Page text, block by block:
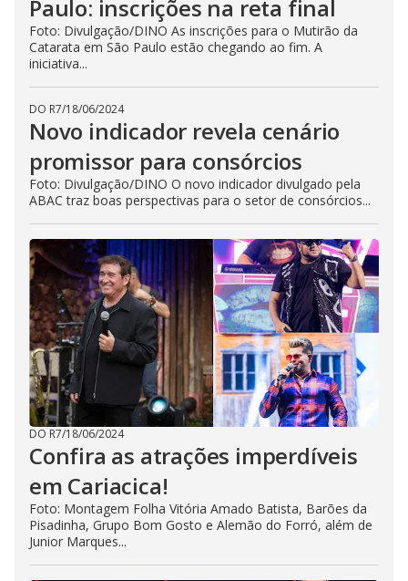
Paulo: inscrições na reta final
Foto: Divulgação/DINO As inscrições para o Mutirão da
Catarata em São Paulo estão chegando ao fim. A
iniciativa...
DO R7/18/06/2024
Novo indicador revela cenário
promissor para consórcios
Foto: Divulgação/DINO O novo indicador divulgado pela
ABAC traz boas perspectivas para o setor de consórcios...
DO R7/18/06/2024
Confira as atrações imperdíveis
em Cariacica!
Foto: Montagem Folha Vitória Amado Batista, Barões da
Pisadinha, Grupo Bom Gosto e Alemão do Forró, além de
Junior Marques...